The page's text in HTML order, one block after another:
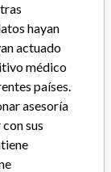
CANADA L.P.
hayan
actuado
médico
países.
asesoría
sus